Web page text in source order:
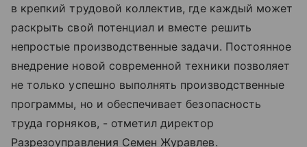
в крепкий трудовой коллектив, где каждый может
раскрыть свой потенциал и вместе решить
непростые производственные задачи. Постоянное
внедрение новой современной техники позволяет
не только успешно выполнять производственные
программы, но и обеспечивает безопасность
труда горняков, - отметил директор
Разрезоуправления Семен Журавлев.